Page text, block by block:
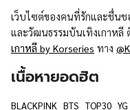
เว็บไซต์ของคนที่รักและชื่น
และวัฒนธรรมบันเทิงเกาหลี
เกาหลี by Korseries ทาง
เนื้อหายอดฮิต
BLACKPINK BTS TOP30 YG